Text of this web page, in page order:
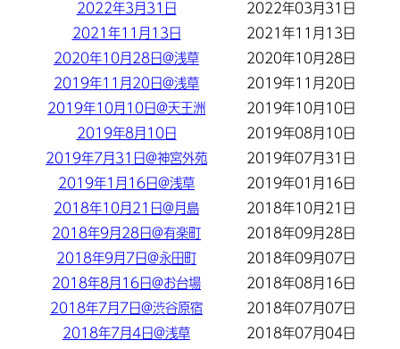
2022年3月31日
2022年03月31日
2021年11月13日
2021年11月13日
2020年10月28日@浅草
2020年10月28日
2019年11月20日@浅草
2019年11月20日
2019年10月10日@天王洲
2019年10月10日
2019年8月10日
2019年08月10日
2019年7月31日@神宮外苑
2019年07月31日
2019年1月16日@浅草
2019年01月16日
2018年10月21日@月島
2018年10月21日
2018年9月28日@有楽町
2018年09月28日
2018年9月7日@永田町
2018年09月07日
2018年8月16日@お台場
2018年08月16日
2018年7月7日@渋谷原宿
2018年07月07日
2018年7月4日@浅草
2018年07月04日